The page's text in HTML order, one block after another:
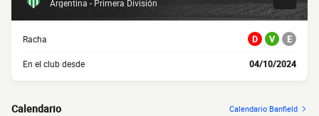
Argentina - Primera División
Racha D V E
En el club desde 04/10/2024
Calendario Calendario Banfield